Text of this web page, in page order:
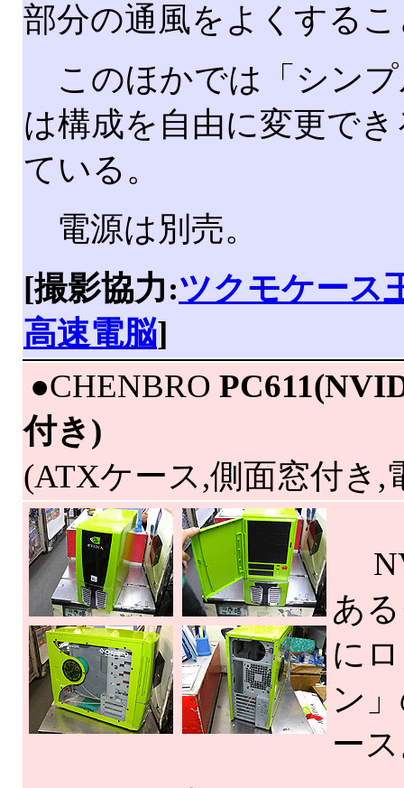
部分の通風をよくする
このほかでは「シン
は構成を自由に変更で
ている。
電源は別売。
[撮影協力:ツクモケース
高速電脳]
●CHENBRO
付き)
(ATXケース,側面窓付き,
あ
に
ン
ー